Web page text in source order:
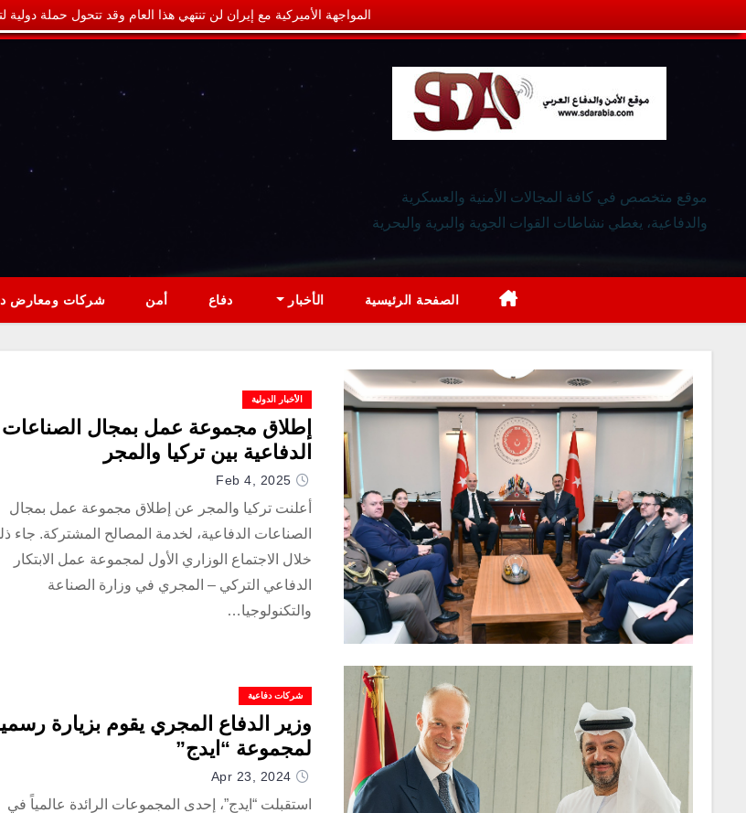
المواجهة الأميركية مع إيران لن تنتهي هذا العام وقد تتحول حملة دولية
موقع متخصص في كافة المجالات الأمنية والعسكرية
والدفاعية، يغطي نشاطات القوات الجوية والبرية والبحرية
الصفحة الرئيسية الأخبار دفاع أمن شركات ومعارض
الأخبار الدولية
إطلاق مجموعة عمل بمجال الصناعات
الدفاعية بين تركيا والمجر
Feb 4, 2025
أعلنت تركيا والمجر عن إطلاق مجموعة عمل بمجال
الصناعات الدفاعية، لخدمة المصالح المشتركة. جاء
خلال الاجتماع الوزاري الأول لمجموعة عمل الابتكار
الدفاعي التركي – المجري في وزارة الصناعة
والتكنولوجيا…
شركات دفاعية
وزير الدفاع المجري يقوم بزيارة
لمجموعة “ايدج”
Apr 23, 2024
استقبلت “ايدج”، إحدى المجموعات الرائدة عالمياً في